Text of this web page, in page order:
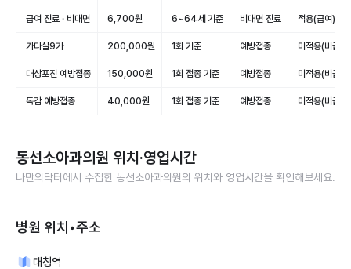
급여 진료 · 비대면 6,700원 6~64세 기준 비대면 진료 적용(급여)
가다실9가 200,000원 1회 기준 예방접종 미적용(비급여)
대상포진 예방접종 150,000원 1회 접종 기준 예방접종 미적용(비급여)
독감 예방접종 40,000원 1회 접종 기준 예방접종 미적용(비급여)
동선소아과의원 위치·영업시간
나만의닥터에서 수집한 동선소아과의원의 위치와 영업시간을 확인해보세요.
병원 위치•주소
대청역